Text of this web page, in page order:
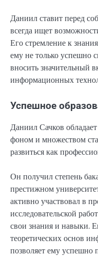
Даниил ставит перед
всегда ищет
Его стремление к
ему не только успешно
вносить значительный
информационных
Успешное
Даниил Сачков
фоном и множеством
развиться как
Он получил степень
престижном
активно участвовал в
исследовательской
свои знания и навыки.
теоретических основ
позволяет ему успешно